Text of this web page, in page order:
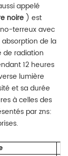
appelé
noire ) est
terreux avec
de la
de radiation
12 heures
lumière
et sa durée
à celles des
par zns: